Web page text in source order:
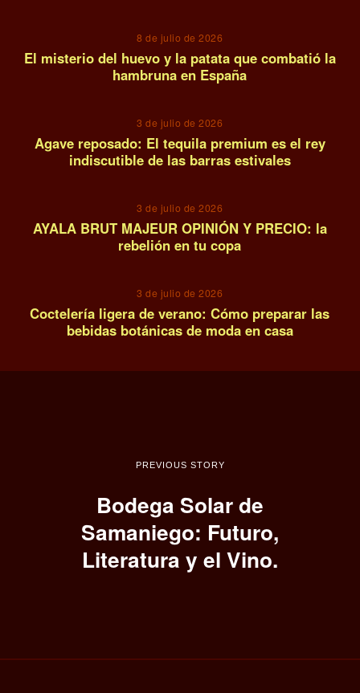
8 de julio de 2026
El misterio del huevo y la patata que combatió la
hambruna en España
3 de julio de 2026
Agave reposado: El tequila premium es el rey
indiscutible de las barras estivales
3 de julio de 2026
AYALA BRUT MAJEUR OPINIÓN Y PRECIO: la
rebelión en tu copa
3 de julio de 2026
Coctelería ligera de verano: Cómo preparar las
bebidas botánicas de moda en casa
PREVIOUS STORY
Bodega Solar de
Samaniego: Futuro,
Literatura y el Vino.